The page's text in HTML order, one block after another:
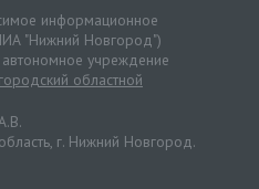
информационное
"Нижний Новгород")
учреждение
областной
г. Нижний Новгород.